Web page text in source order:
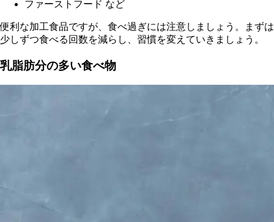
ファーストフード など
便利な加工食品ですが、食べ過ぎには注意しましょう。まずは
少しずつ食べる回数を減らし、習慣を変えていきましょう。
乳脂肪分の多い食べ物